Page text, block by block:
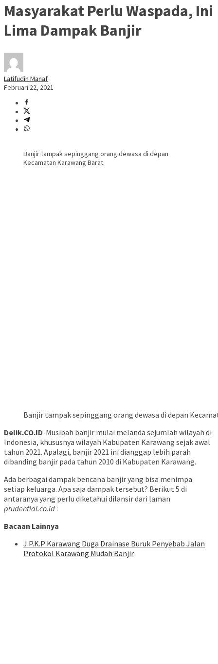
Masyarakat Perlu Waspada, Ini
Lima Dampak Banjir
Latifudin Manaf
Februari 22, 2021
Banjir tampak sepinggang orang dewasa di depan
Kecamatan Karawang Barat.
Banjir tampak sepinggang orang dewasa di depan
Delik.CO.ID-Musibah banjir mulai melanda sejumlah wilayah di
Indonesia, khususnya wilayah Kabupaten Karawang sejak awal
tahun 2021. Apalagi, banjir 2021 ini dianggap lebih parah
dibanding banjir pada tahun 2010 di Kabupaten Karawang.
Ada berbagai dampak bencana banjir yang bisa menimpa
setiap keluarga. Apa saja dampak tersebut? Berikut 5 di
antaranya yang perlu diketahui dilansir dari laman
prudential.co.id:
Bacaan Lainnya
J.P.K.P Karawang Duga Drainase Buruk Penyebab Jalan
Protokol Karawang Mudah Banjir